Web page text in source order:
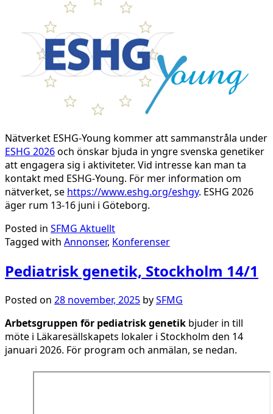
Nätverket ESHG-Young kommer att sammanstråla under
ESHG 2026och önskar bjuda in yngre svenska genetiker
att engagera sig i aktiviteter. Vid intresse kan man ta
kontakt med ESHG-Young. För mer information om
nätverket, se https://www.eshg.org/eshgy. ESHG 2026
äger rum 13-16 juni i Göteborg.
Posted in SFMG Aktuellt
Tagged with Annonser, Konferenser
Pediatrisk genetik, Stockholm 14/1
Posted on 28 november, 2025 bySFMG
Arbetsgruppen för pediatrisk genetik bjuder in till
möte i Läkaresällskapets lokaler i Stockholm den 14
januari 2026. För program och anmälan, se nedan.